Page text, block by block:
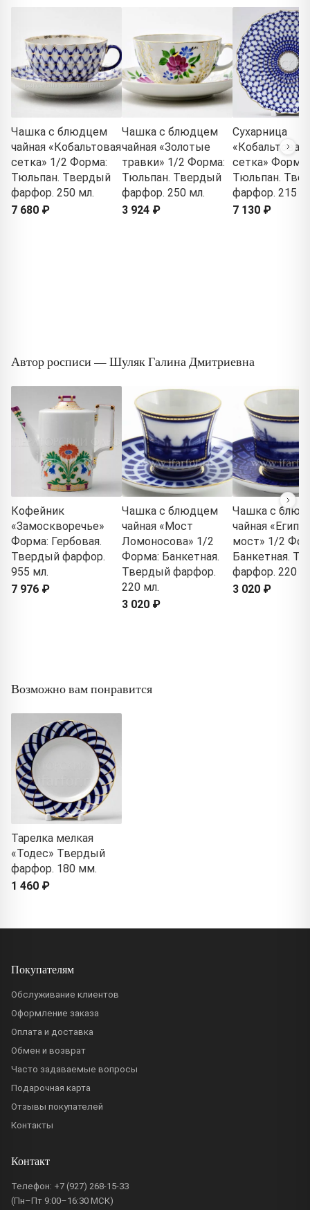
Чашка с блюдцем
чайная «Кобальтовая
сетка» 1/2 Форма:
Тюльпан. Твердый
фарфор. 250 мл.
7 680 ₽
Чашка с блюдцем
чайная «Золотые
травки» 1/2 Форма:
Тюльпан. Твердый
фарфор. 250 мл.
3 924 ₽
Сухарница
«Кобальтовая
сетка» Форма:
Тюльпан.
фарфор. 215
7 130 ₽
Автор росписи — Шуляк Галина Дмитриевна
Кофейник
«Замоскворечье»
Форма: Гербовая.
Твердый фарфор.
955 мл.
7 976 ₽
Чашка с блюдцем
чайная «Мост
Ломоносова» 1/2
Форма: Банкетная.
Твердый фарфор.
220 мл.
3 020 ₽
Чашка с
чайная
мост» 1/2
Банкетная.
фарфор. 220
3 020 ₽
Возможно вам понравится
Тарелка мелкая
«Тодес» Твердый
фарфор. 180 мм.
1 460 ₽
Покупателям
Обслуживание клиентов
Оформление заказа
Оплата и доставка
Обмен и возврат
Часто задаваемые вопросы
Подарочная карта
Отзывы покупателей
Контакты
Контакт
Телефон: +7 (927) 268-15-33
(Пн–Пт 9:00–16:30 МСК)